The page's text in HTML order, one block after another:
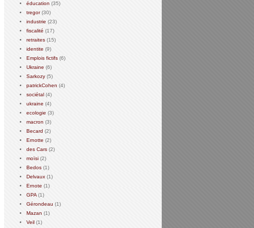
éducation (35)
tregor(30)
industrie (23)
fiscalité (17)
retraites (15)
identite (9)
Emplois fictifs (6)
Ukraine (6)
Sarkozy (5)
patrickCohen (4)
sociétal (4)
ukraine (4)
ecologie (3)
macron (3)
Becard (2)
Ernotte (2)
des Cars (2)
moïsi (2)
Bedos (1)
Delvaux (1)
Ernote (1)
GPA (1)
Gérondeau (1)
Mazan (1)
Veil (1)